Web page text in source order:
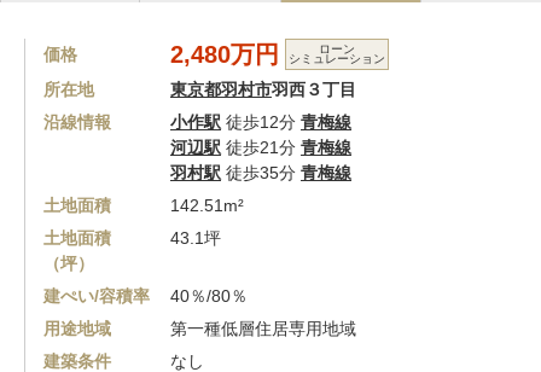
価格 2,480万円 ローン
シミュレーション
所在地 東京都羽村市羽西３丁目
沿線情報
小作駅 徒歩12分 青梅線
河辺駅 徒歩21分 青梅線
羽村駅 徒歩35分 青梅線
土地面積
142.51m²
土地面積
（坪）
43.1坪
建ぺい/容積率
40％/80％
用途地域
第一種低層住居専用地域
建築条件
なし